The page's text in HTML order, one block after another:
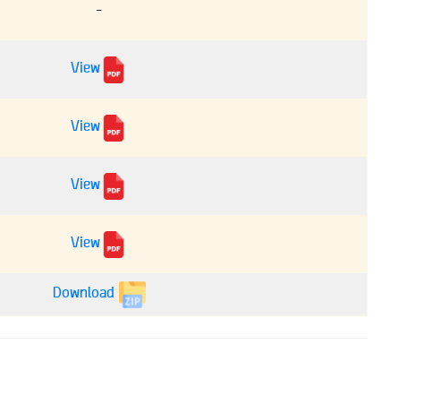
–
View
View
View
View
Download